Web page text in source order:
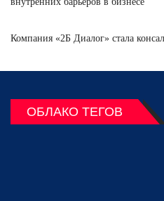
Компания «2Б Диалог» стала
ОБЛАКО ТЕГОВ